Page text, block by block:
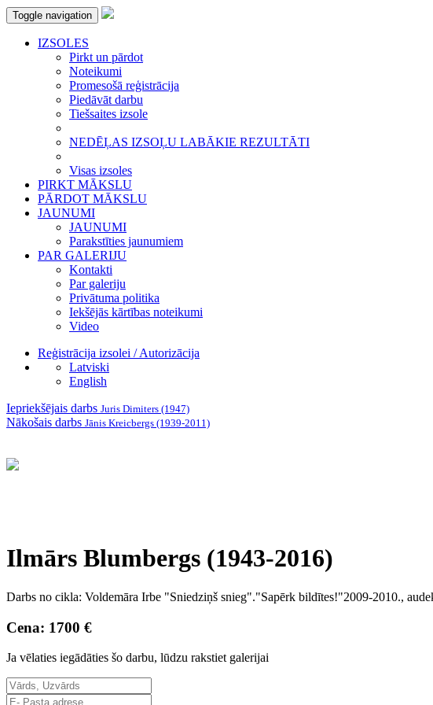
Toggle navigation
IZSOLES
Pirkt un pārdot
Noteikumi
Promesošā reģistrācija
Piedāvāt darbu
Tiešsaites izsole
NEDĒĻAS IZSOĻU LABĀKIE REZULTĀTI
Visas izsoles
PIRKT MĀKSLU
PĀRDOT MĀKSLU
JAUNUMI
JAUNUMI
Parakstīties jaunumiem
PAR GALERIJU
Kontakti
Par galeriju
Privātuma politika
Iekšējās kārtības noteikumi
Video
Reģistrācija izsolei / Autorizācija
Latviski
English
Iepriekšējais darbs Juris Dimiters (1947)
Nākošais darbs Jānis Kreicbergs (1939-2011)
Ilmārs Blumbergs (1943-2016)
Darbs no cikla: Voldemāra Irbe "Sniedziņš snieg"."Sapērk bildītes!"2009-2010.,
Cena: 1700 €
Ja vēlaties iegādāties šo darbu, lūdzu rakstiet galerijai